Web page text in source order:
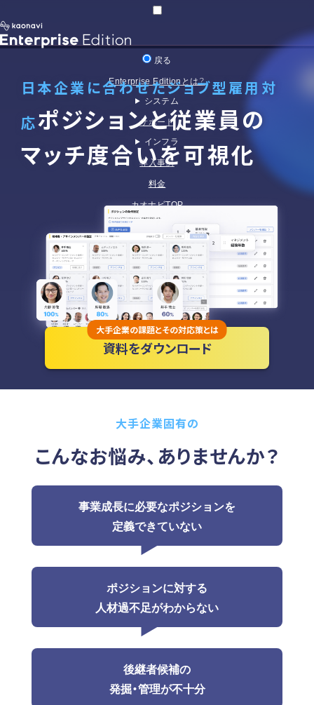
戻る
Enterprise Editionとは？
システム
サポート
インフラ
導入事例
料金
カオナビTOP
資料ダウンロード
お問い合わせ
日本企業に合わせたジョブ型雇用対
応ポジションと従業員の
マッチ度合いを可視化
大手企業の課題とその対応策とは
資料をダウンロード
大手企業固有の
こんなお悩み、ありませんか？
事業成長に必要なポジションを
定義できていない
ポジションに対する
人材過不足がわからない
後継者候補の
発掘・管理が不十分